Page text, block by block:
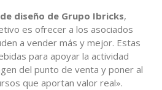
diseño de Grupo Ibricks,
es ofrecer a los asociados
a vender más y mejor. Estas
para apoyar la actividad
del punto de venta y poner al
que aportan valor real».